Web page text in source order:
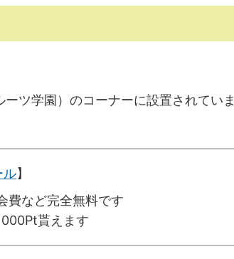
ツ学園）のコーナーに設置されていま
ル】
費など完全無料です
貰えます